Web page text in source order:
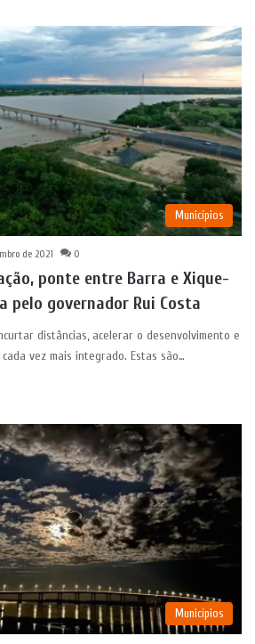
Municípios
de 2021 0
ponte entre Barra e Xique-
pelo governador Rui Costa
distâncias, acelerar o desenvolvimento e
vez mais integrado. Estas são…
Municípios